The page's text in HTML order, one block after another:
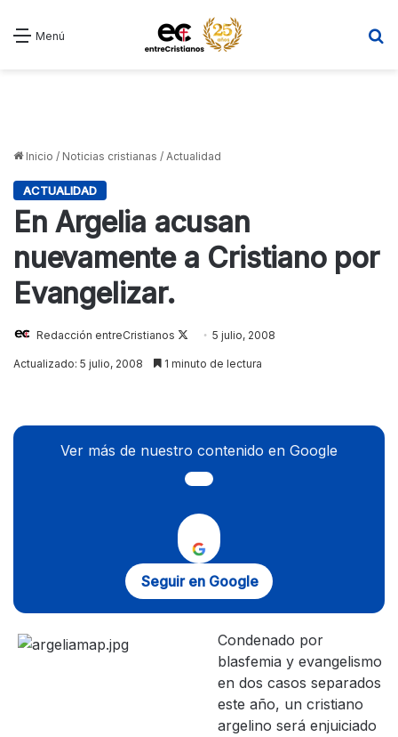
Menú
Inicio / Noticias cristianas / Actualidad
ACTUALIDAD
En Argelia acusan
nuevamente a Cristiano por
Evangelizar.
Redacción entreCristianos
Follow
on
5 julio, 2008
Actualizado: 5 julio, 2008 1 minuto de lectura
Ver más de nuestro contenido en Google
Seguir en Google
Condenado por
blasfemia y evangelismo
en dos casos separados
este año, un cristiano
argelino será enjuiciado